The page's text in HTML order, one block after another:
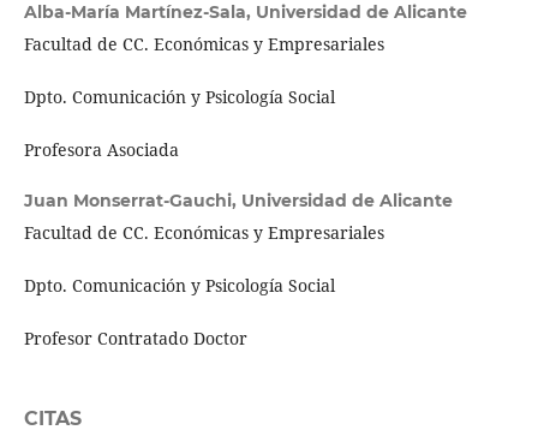
Alba-María Martínez-Sala, Universidad de Alicante
Facultad de CC. Económicas y Empresariales
Dpto. Comunicación y Psicología Social
Profesora Asociada
Juan Monserrat-Gauchi, Universidad de Alicante
Facultad de CC. Económicas y Empresariales
Dpto. Comunicación y Psicología Social
Profesor Contratado Doctor
CITAS